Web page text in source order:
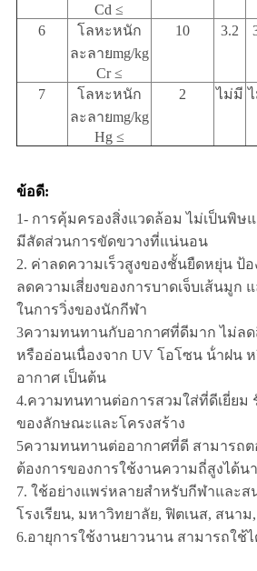
Cd ≤
6
โลหะหนัก
ละลายmg/kg
Cr ≤
10 3.2
7
โลหะหนัก
ละลายmg/kg
Hg ≤
2 ไม่มี
ข้อดี:
1- การคุ้มครองสิ่งแวดล้อม ไม่เป็นพิษ
มีสัดส่วนการขัดขวางที่แน่นอน
2. ค่าลดความเร็วสูงของชั้นยืดหยุ่น ป้
ลดความเสี่ยงของการบาดเจ็บเส้นมูก
ในการวิ่งของนักกีฬา
3ความทนทานกับอากาศที่ดีมาก ไม่ลด
หรืออ่อนเนื่องจาก UV โอโซน น้ําฝน
อากาศ เป็นต้น
4.ความทนทานต่อการสวมใส่ที่ดีเยี่ยม
ของลักษณะและโครงสร้าง
5ความทนทานต่ออากาศที่ดี สามารถ
ต้องการของการใช้งานความถี่สูงได้น
7. ใช้อย่างแพร่หลายสําหรับกีฬาและส
โรงเรียน, มหาวิทยาลัย, ฟิตเนส, สนา
6.อายุการใช้งานยาวนาน สามารถใช้ไ